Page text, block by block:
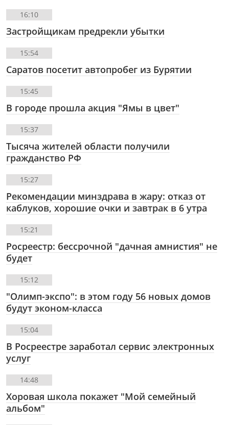
16:10
Застройщикам предрекли убытки
15:54
Саратов посетит автопробег из Бурятии
15:45
В городе прошла акция "Ямы в цвет"
15:37
Тысяча жителей области получили
гражданство РФ
15:27
Рекомендации минздрава в жару: отказ от
каблуков, хорошие очки и завтрак в 6 утра
15:21
Росреестр: бессрочной "дачная амнистия" не
будет
15:12
"Олимп-экспо": в этом году 56 новых домов
будут эконом-класса
15:04
В Росреестре заработал сервис электронных
услуг
14:48
Хоровая школа покажет "Мой семейный
альбом"